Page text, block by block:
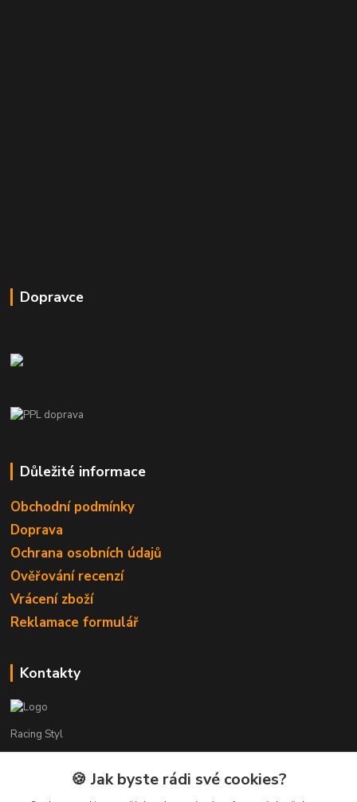
Dopravce
Důležité informace
Obchodní podmínky
Doprava
Ochrana osobních údajů
Ověřování recenzí
Vrácení zboží
Reklamace formulář
Kontakty
Racing Styl
Karel Muláček
774 51 50 88🍪 Jak byste rádi své cookies?